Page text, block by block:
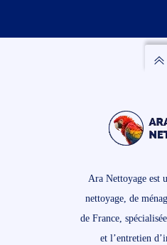
Ara Nettoyage est
nettoyage, de
de France,
et l’entretien